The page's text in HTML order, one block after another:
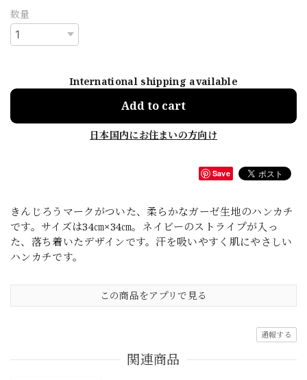
数量
International shipping available
Add to cart
日本国内にお住まいの方向け
Save
きんじろうマークがついた、柔らかなガーゼ生地のハンカチ
です。サイズは34㎝×34㎝。ネイビーのストライプが入っ
た、落ち着いたデザインです。汗を吸いやすく肌にやさしい
ハンカチです。
この商品をアプリで見る
通報する
関連商品